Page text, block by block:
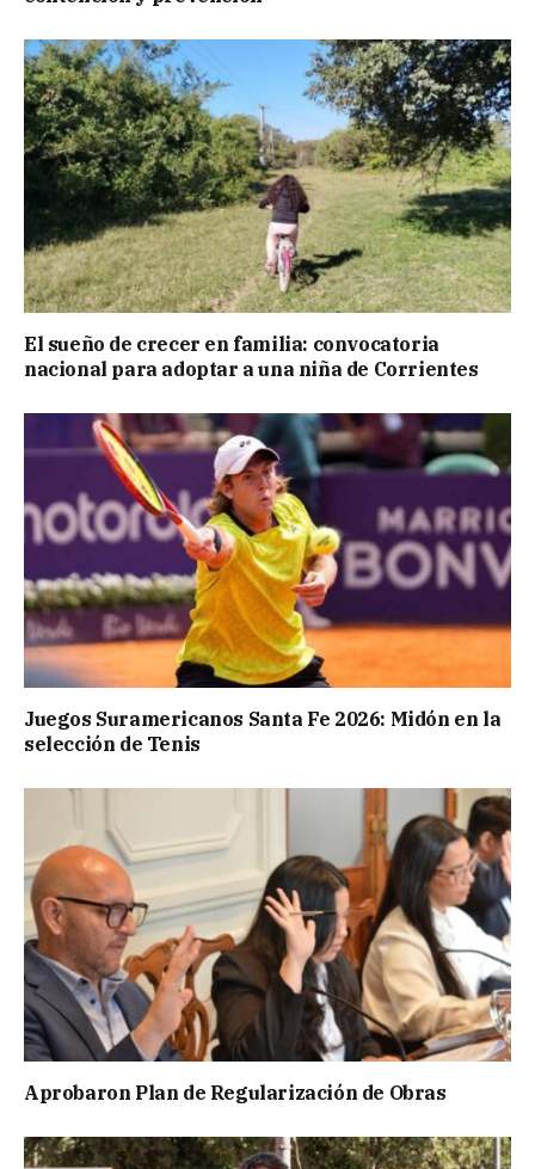
El sueño de crecer en familia: convocatoria
nacional para adoptar a una niña de Corrientes
Juegos Suramericanos Santa Fe 2026: Midón en la
selección de Tenis
Aprobaron Plan de Regularización de Obras